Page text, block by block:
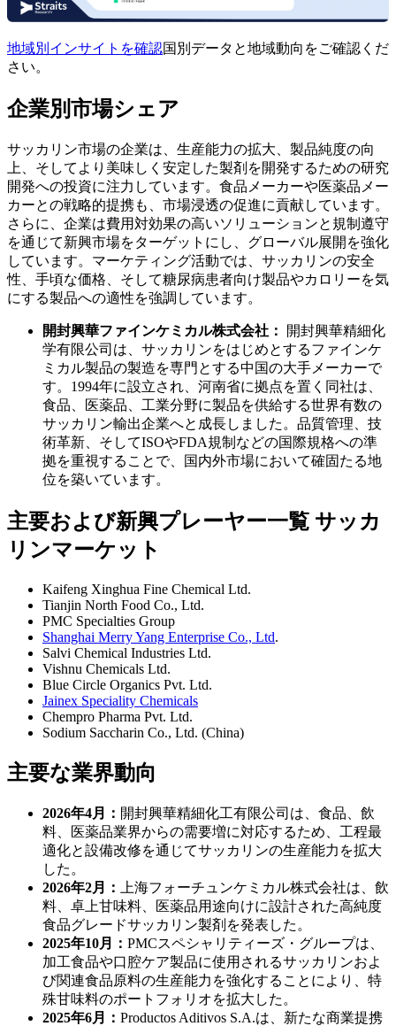
地域別インサイトを確認国別データと地域動向をご確認くだ
さい。
企業別市場シェア
サッカリン市場の企業は、生産能力の拡大、製品純度の向
上、そしてより美味しく安定した製剤を開発するための研究
開発への投資に注力しています。食品メーカーや医薬品メー
カーとの戦略的提携も、市場浸透の促進に貢献しています。
さらに、企業は費用対効果の高いソリューションと規制遵守
を通じて新興市場をターゲットにし、グローバル展開を強化
しています。マーケティング活動では、サッカリンの安全
性、手頃な価格、そして糖尿病患者向け製品やカロリーを気
にする製品への適性を強調しています。
開封興華ファインケミカル株式会社：
開封興華精細化
学有限公司は、サッカリンをはじめとするファインケ
ミカル製品の製造を専門とする中国の大手メーカーで
す。1994年に設立され、河南省に拠点を置く同社は、
食品、医薬品、工業分野に製品を供給する世界有数の
サッカリン輸出企業へと成長しました。品質管理、技
術革新、そしてISOやFDA規制などの国際規格への準
拠を重視することで、国内外市場において確固たる地
位を築いています。
主要および新興プレーヤー一覧 サッカ
リンマーケット
Kaifeng Xinghua Fine Chemical Ltd.
Tianjin North Food Co., Ltd.
PMC Specialties Group
Shanghai Merry Yang Enterprise Co., Ltd.
Salvi Chemical Industries Ltd.
Vishnu Chemicals Ltd.
Blue Circle Organics Pvt. Ltd.
Jainex Speciality Chemicals
Chempro Pharma Pvt. Ltd.
Sodium Saccharin Co., Ltd. (China)
主要な業界動向
2026年4月： 開封興華精細化工有限公司は、食品、飲
料、医薬品業界からの需要増に対応するため、工程最
適化と設備改修を通じてサッカリンの生産能力を拡大
した。
2026年2月：
上海フォーチュンケミカル株式会社は、飲
料、卓上甘味料、医薬品用途向けに設計された高純度
食品グレードサッカリン製剤を発表した。
2025年10月： PMCスペシャリティーズ・グループは、
加工食品や口腔ケア製品に使用されるサッカリンおよ
び関連食品原料の生産能力を強化することにより、特
殊甘味料のポートフォリオを拡大した。
2025年6月： Productos Aditivos S.A.は、新たな商業提携